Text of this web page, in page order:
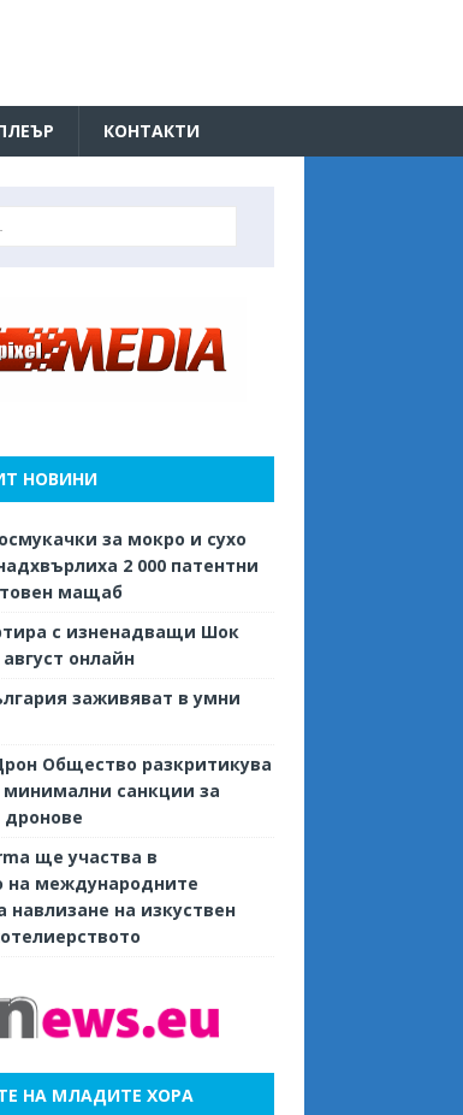
КОНТАКТИ
НОВИНИ
за мокро и сухо
2 000 патентни
мащаб
с изненадващи Шок
онлайн
заживяват в умни
Общество разкритикува
минимални санкции за
ще участва в
на международните
навлизане на изкуствен
НА МЛАДИТЕ ХОРА